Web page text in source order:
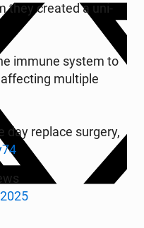
they created a uni­
immune system to
mul­ti­ple
day replace surgery,